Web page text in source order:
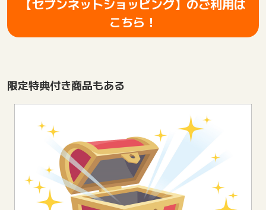
【セブンネットショッピング】のご利用は
こちら！
限定特典付き商品もある